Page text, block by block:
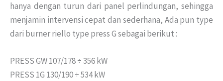
hanya dengan turun dari panel perlindungan, sehingga
menjamin intervensi cepat dan sederhana, Ada pun type
dari burner riello type press G sebagai berikut :
PRESS GW 107/178 ÷ 356 kW
PRESS 1G 130/190 ÷ 534 kW